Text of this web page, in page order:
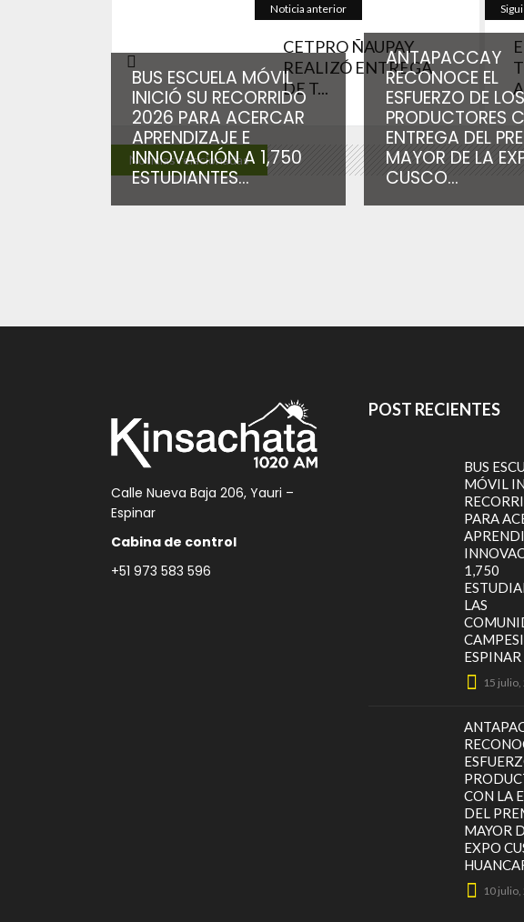
Noticia anterior
CETPRO ÑAUPAY
REALIZÓ ENTREGA
DE T...
Noticias relacionadas
BUS ESCUELA MÓVIL
INICIÓ SU RECORRIDO
2026 PARA ACERCAR
APRENDIZAJE E
INNOVACIÓN A 1,750
ESTUDIANTES...
ANTAPACCAY
RECONOCE EL
ESFUERZO DE LOS
PRODUCTORES
ENTREGA DEL
MAYOR DE LA
CUSCO...
Calle Nueva Baja 206, Yauri –
Espinar
Cabina de control
+51 973 583 596
POST RECIENTES
BUS
MÓVIL
PARA
1,750
LAS
ESPINAR
15 julio,
CON LA
DEL
MAYOR
EXPO
10 julio,